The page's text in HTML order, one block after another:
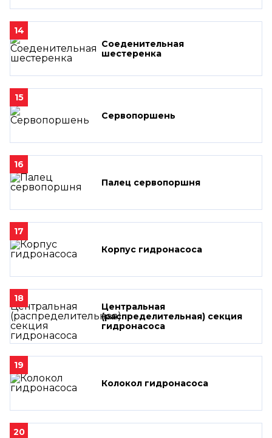
14
Соеденительная
шестеренка
15
Сервопоршень
16
Палец сервопоршня
17
Корпус гидронасоса
18
Центральная
(распределительная) секция
гидронасоса
19
Колокол гидронасоса
20